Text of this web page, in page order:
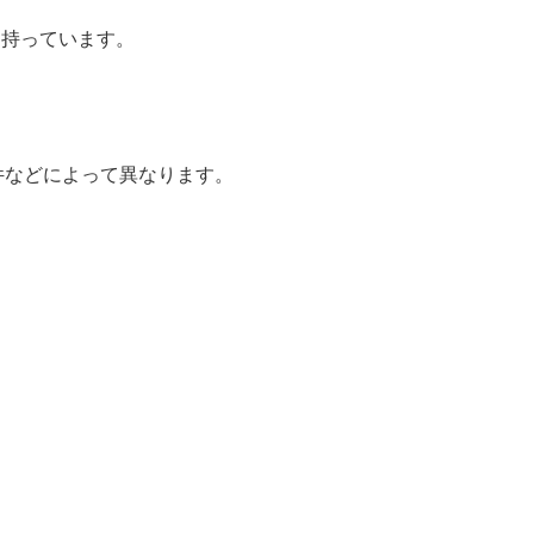
っています。
どによって異なります。